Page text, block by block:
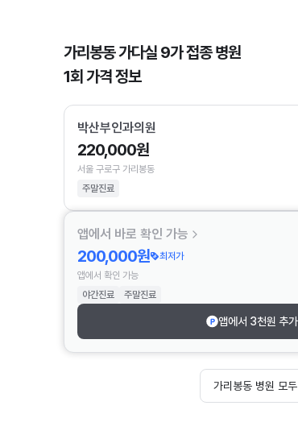
가리봉동 가다실 9가 접종 병원
1회 가격 정보
박산부인과의원
220,000원
서울 구로구 가리봉동
주말진료
앱에서 바로 확인 가능
200,000원
최저가
앱에서 확인 가능
야간진료
주말진료
앱에서 3천원 추가
가리봉동 병원 모두